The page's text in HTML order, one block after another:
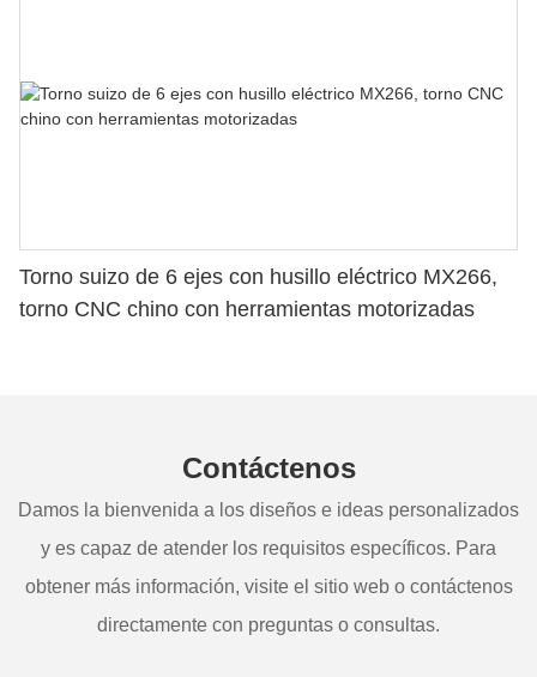
Torno suizo de 6 ejes con husillo eléctrico MX266,
torno CNC chino con herramientas motorizadas
Contáctenos
Damos la bienvenida a los diseños e ideas personalizados
y es capaz de atender los requisitos específicos. Para
obtener más información, visite el sitio web o contáctenos
directamente con preguntas o consultas.